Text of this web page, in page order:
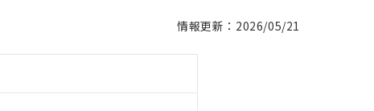
情報更新：2026/05/21